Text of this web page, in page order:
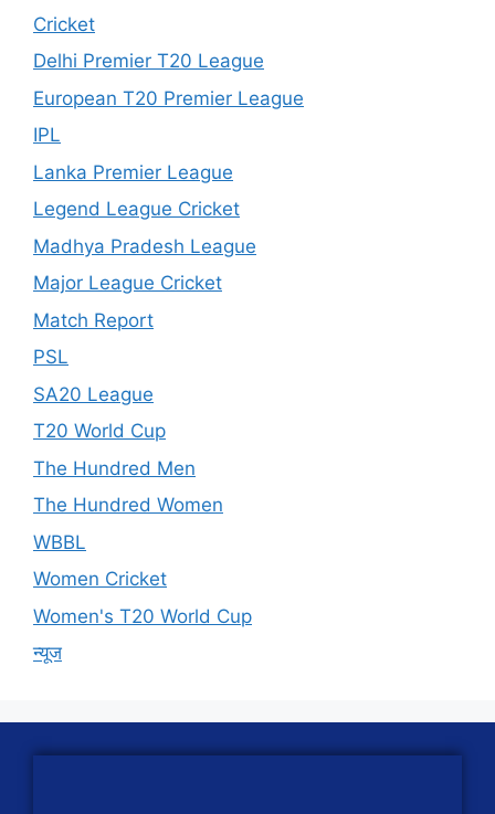
Cricket
Delhi Premier T20 League
European T20 Premier League
IPL
Lanka Premier League
Legend League Cricket
Madhya Pradesh League
Major League Cricket
Match Report
PSL
SA20 League
T20 World Cup
The Hundred Men
The Hundred Women
WBBL
Women Cricket
Women's T20 World Cup
न्यूज